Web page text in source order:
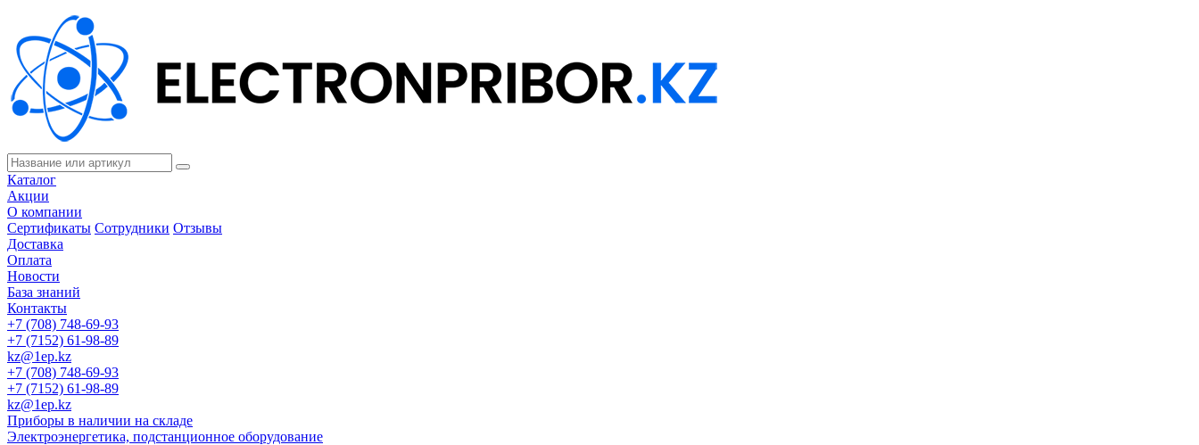
Каталог
Акции
О компании
Сертификаты Сотрудники Отзывы
Доставка
Оплата
Новости
База знаний
Контакты
+7 (708) 748-69-93
+7 (7152) 61-98-89
kz@1ep.kz
+7 (708) 748-69-93
+7 (7152) 61-98-89
kz@1ep.kz
Приборы в наличии на складе
Электроэнергетика, подстанционное оборудование